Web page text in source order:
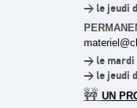
> le jeudi
> le mardi
> le jeudi
🚧 UN